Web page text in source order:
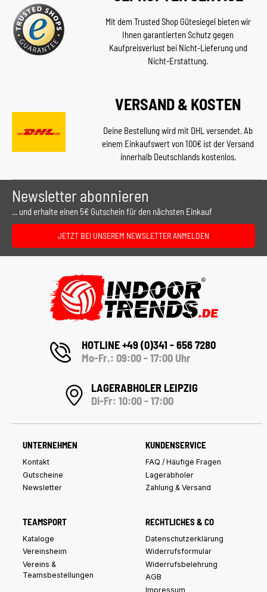
Mit dem Trusted Shop Gütesiegel bieten wir
Ihnen garantierten Schutz gegen
Kaufpreisverlust bei Nicht-Lieferung und
Nicht-Erstattung.
VERSAND & KOSTEN
Deine Bestellung wird mit DHL versendet. Ab
einem Einkaufswert von 100€ ist der Versand
innerhalb Deutschlands kostenlos.
Newsletter abonnieren
... und erhalte einen 5€ Gutschein für den nächsten Einkauf
JETZT BEI UNSEREM NEWSLETTER ANMELDEN
HOTLINE +49 (0)341 - 656 7280
Mo-Fr.: 09:00 - 17:00 Uhr
LAGERABHOLER LEIPZIG
Di-Fr: 10:00 - 17:00
UNTERNEHMEN
Kontakt
Gutscheine
Newsletter
KUNDENSERVICE
FAQ / Häufige Fragen
Lagerabholer
Zahlung & Versand
TEAMSPORT
Kataloge
Vereinsheim
Vereins &
Teamsbestellungen
RECHTLICHES & CO
Datenschutzerklärung
Widerrufsformular
Widerrufsbelehrung
AGB
Impressum